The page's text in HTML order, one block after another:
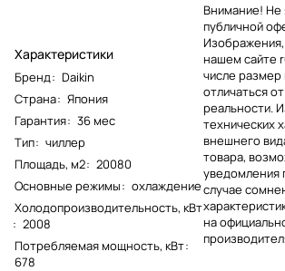
Характеристики
Бренд: Daikin
Страна: Япония
Гарантия: 36 мес
Тип: чиллер
Площадь, м2: 20080
Основные режимы: охлаждение
Холодопроизводительность, кВт
: 2008
Потребляемая мощность, кВт:
678
Внимание! Не
публичной
нашем сайте
числе размер
отличаться
реальности.
технических
внешнего
товара,
уведомления
случае
на